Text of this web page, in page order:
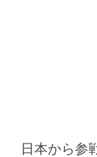
日本から参